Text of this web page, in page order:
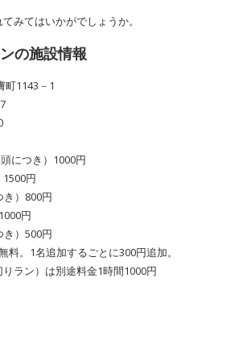
みてはいかがでしょうか。
の施設情報
町1143－1
につき）1000円
円
）800円
円
）500円
。1名追加するごとに300円追加。
ラン）は別途料金1時間1000円